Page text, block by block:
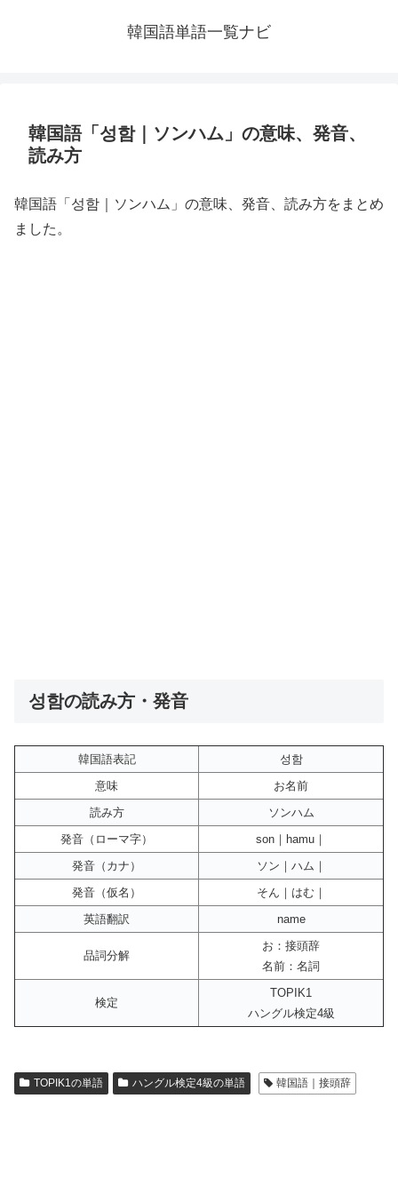
韓国語単語一覧ナビ
韓国語「성함｜ソンハム」の意味、発音、
読み方
韓国語「성함｜ソンハム」の意味、発音、読み方をまとめ
ました。
성함の読み方・発音
韓国語表記
성함
意味
お名前
読み方
ソンハム
発音（ローマ字）
son｜hamu｜
発音（カナ）
ソン｜ハム｜
発音（仮名）
そん｜はむ｜
英語翻訳
name
品詞分解
お：接頭辞
名前：名詞
検定
TOPIK1
ハングル検定4級
TOPIK1の単語 ハングル検定4級の単語 韓国語｜接頭辞